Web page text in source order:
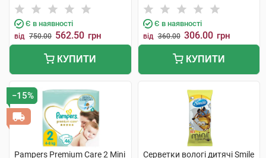
Мануфекчурінг
Є в наявності
від 750.00 562.50 грн
КУПИТИ
Оперешейнз Польська
Є в наявності
від 360.00 306.00 грн
КУПИТИ
−15%
Pampers Premium Care 2 Mini Серветки вологі дитячі Smile